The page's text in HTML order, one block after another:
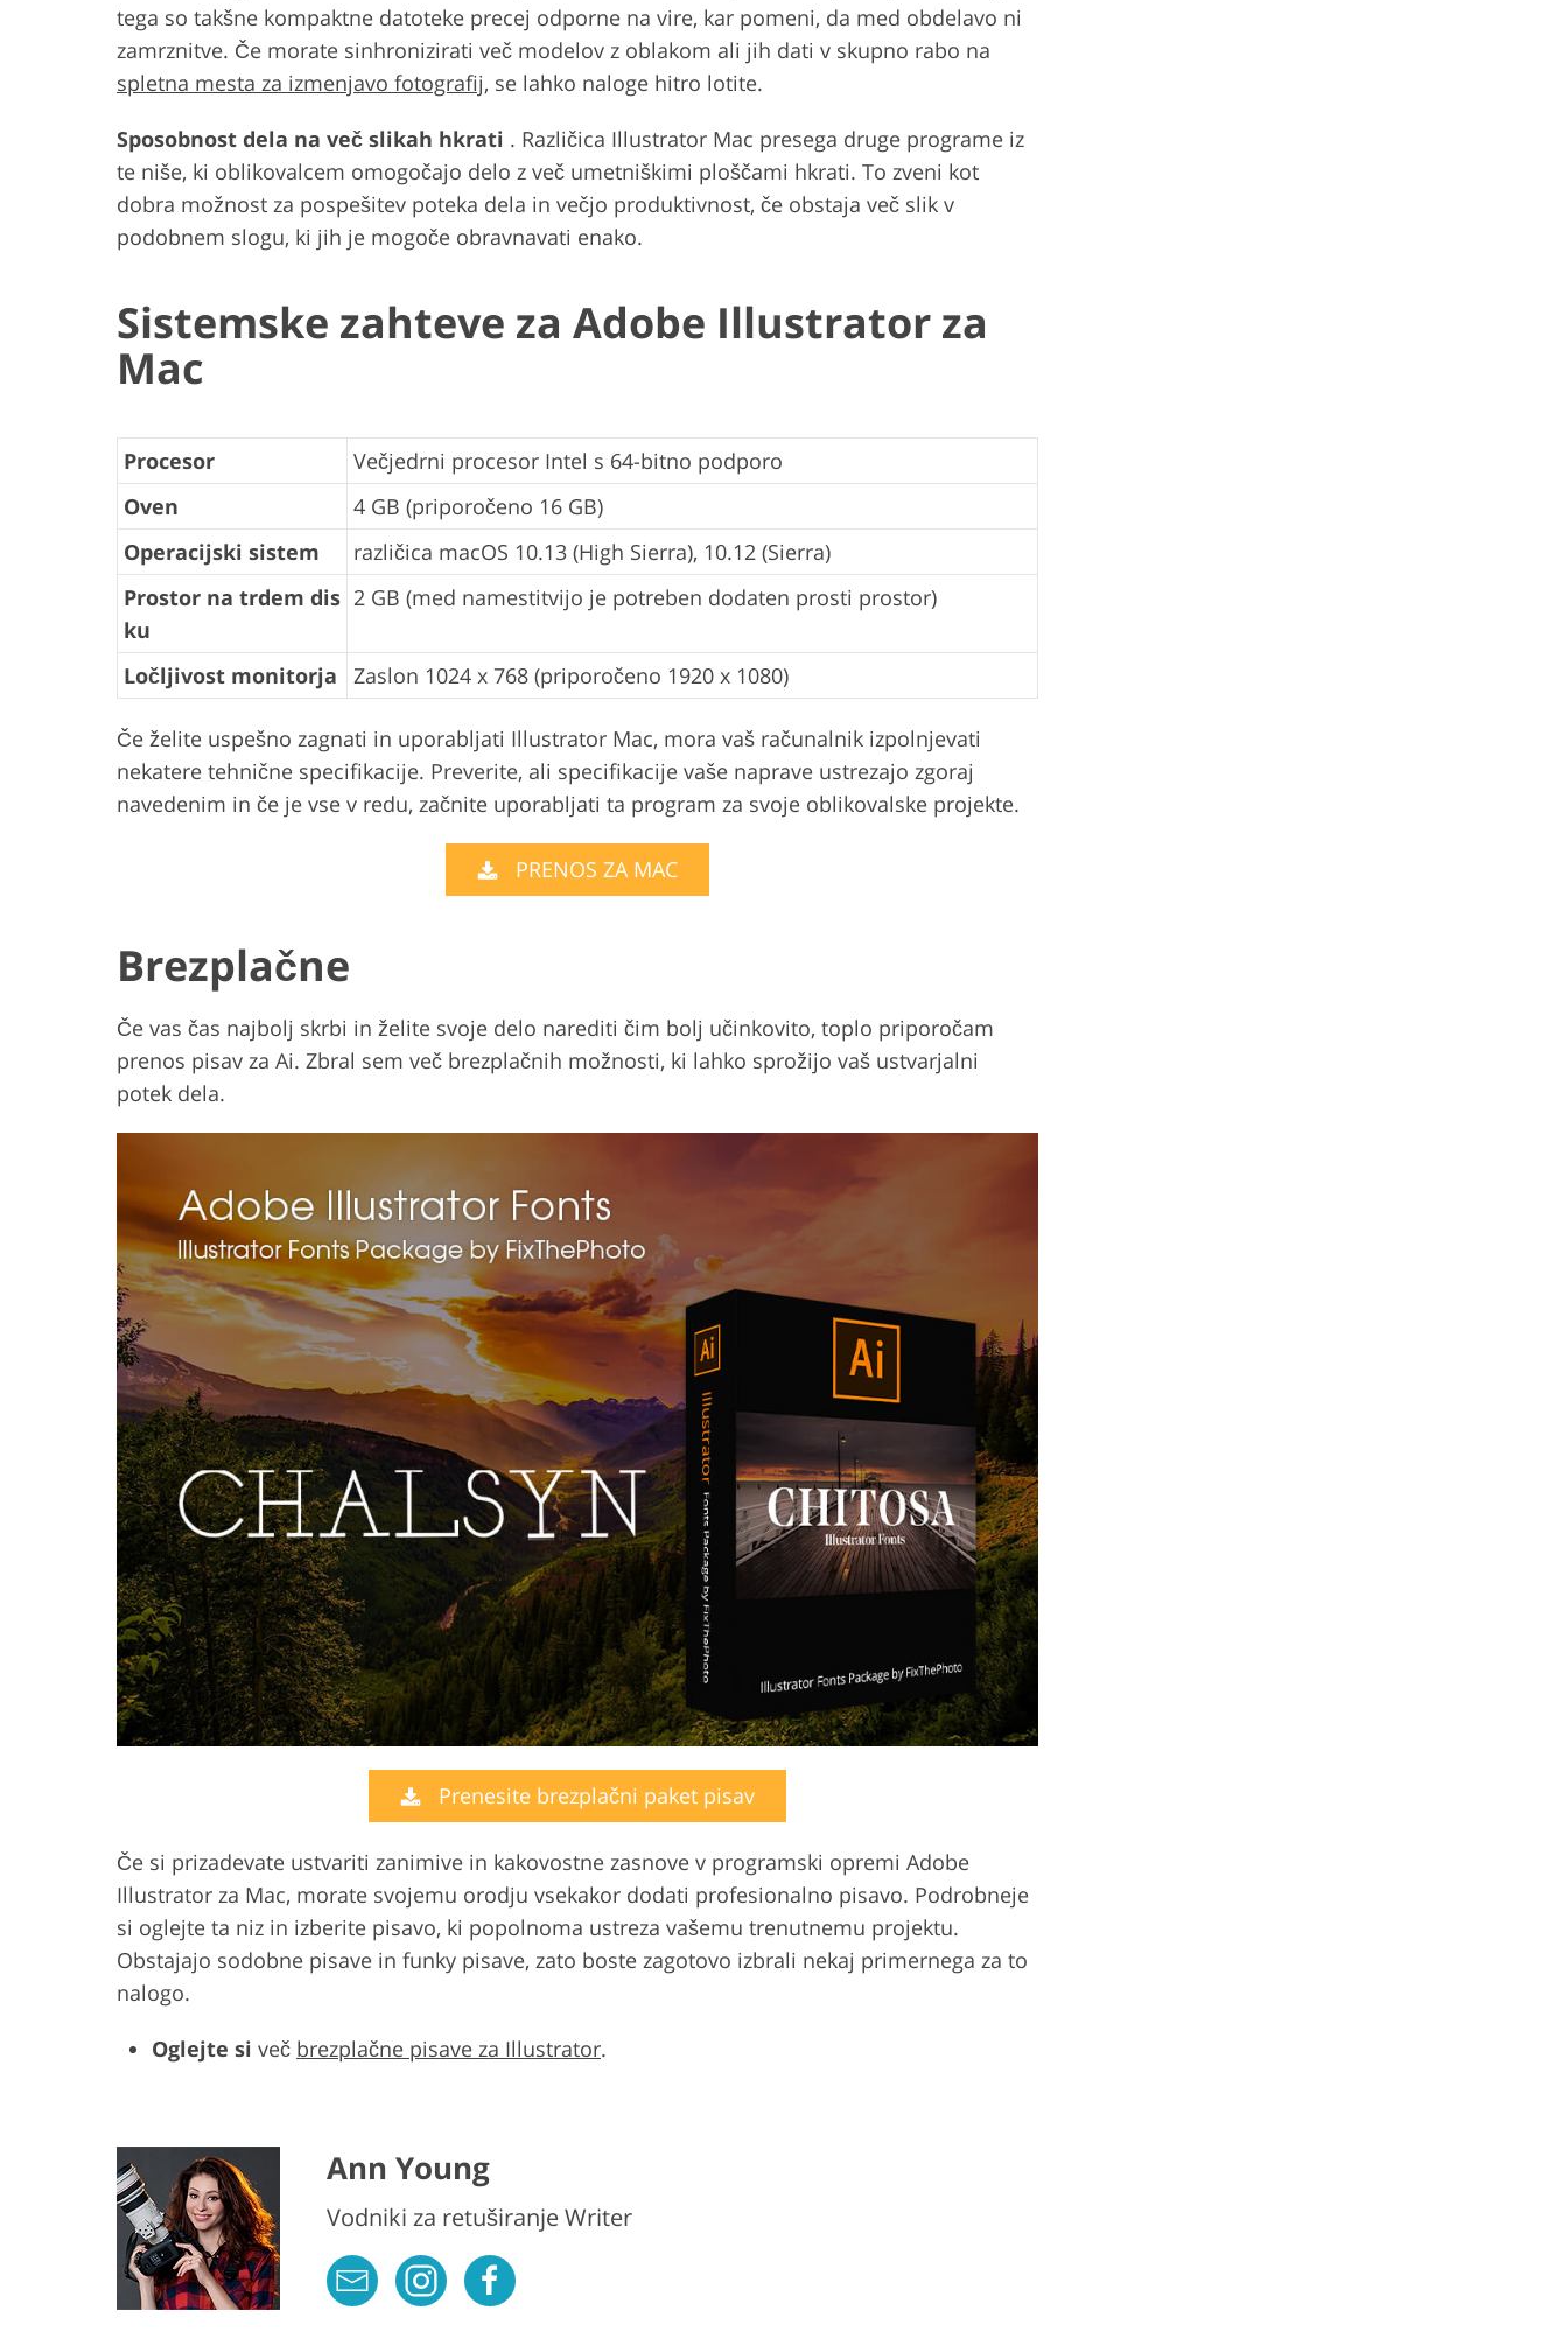
tega so takšne kompaktne datoteke precej odporne na vire, kar pomeni, da med obdelavo ni
zamrznitve. Če morate sinhronizirati več modelov z oblakom ali jih dati v skupno rabo na
spletna mesta za izmenjavo fotografij, se lahko naloge hitro lotite.
Sposobnost dela na več slikah hkrati . Različica Illustrator Mac presega druge programe iz
te niše, ki oblikovalcem omogočajo delo z več umetniškimi ploščami hkrati. To zveni kot
dobra možnost za pospešitev poteka dela in večjo produktivnost, če obstaja več slik v
podobnem slogu, ki jih je mogoče obravnavati enako.
Sistemske zahteve za Adobe Illustrator za
Mac
Procesor
Večjedrni procesor Intel s 64-bitno podporo
Oven
4 GB (priporočeno 16 GB)
Operacijski sistem
različica macOS 10.13 (High Sierra), 10.12 (Sierra)
Prostor na trdem dis
ku
2 GB (med namestitvijo je potreben dodaten prosti prostor)
Ločljivost monitorja Zaslon 1024 x 768 (priporočeno 1920 x 1080)
Če želite uspešno zagnati in uporabljati Illustrator Mac, mora vaš računalnik izpolnjevati
nekatere tehnične specifikacije. Preverite, ali specifikacije vaše naprave ustrezajo zgoraj
navedenim in če je vse v redu, začnite uporabljati ta program za svoje oblikovalske projekte.
PRENOS ZA MAC
Brezplačne
Če vas čas najbolj skrbi in želite svoje delo narediti čim bolj učinkovito, toplo priporočam
prenos pisav za Ai. Zbral sem več brezplačnih možnosti, ki lahko sprožijo vaš ustvarjalni
potek dela.
Prenesite brezplačni paket pisav
Če si prizadevate ustvariti zanimive in kakovostne zasnove v programski opremi Adobe
Illustrator za Mac, morate svojemu orodju vsekakor dodati profesionalno pisavo. Podrobneje
si oglejte ta niz in izberite pisavo, ki popolnoma ustreza vašemu trenutnemu projektu.
Obstajajo sodobne pisave in funky pisave, zato boste zagotovo izbrali nekaj primernega za to
nalogo.
Oglejte si več brezplačne pisave za Illustrator.
Ann Young
Vodniki za retuširanje Writer